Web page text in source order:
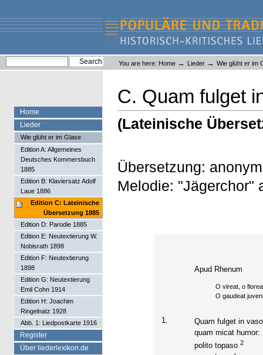
content.
navigation
Liederlexikon
Personal
tools
You are here: Home → Lieder → Wie glüht er im
C. Quam fulget
(Lateinische
Übersetzung: anonym
Melodie: "Jägerchor"
Apud Rhenum
O vireat, o
O gaudeat
1.
Quam fulget in
quam micat humor:
polito topaso2
Home
Lieder
Wie glüht er im Glase
Edition A: Allgemeines
Deutsches Kommersbuch
1885
Edition B: Klaviersatz Adolf
Laue 1886
Edition C: Lateinische
Übersetzung 1885
Edition D: Parodie 1885
Edition E: Neutextierung W.
Nobisrath 1898
Edition F: Neutextierung
1898
Edition G: Neutextierung
Emil Cohn 1914
Edition H: Joachim
Ringelnatz 1928
Abb. 1: Liedpostkarte 1916
Register
Über liederlexikon.de